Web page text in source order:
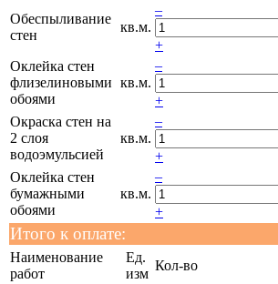
Обеспыливание
стен
кв.м.
–
+
Оклейка стен
флизелиновыми
обоями
кв.м.
–
+
Окраска стен на
2 слоя
водоэмульсией
кв.м.
–
+
Оклейка стен
бумажными
обоями
кв.м.
–
+
Итого к оплате:
Наименование
работ
Ед.
изм
Кол-во